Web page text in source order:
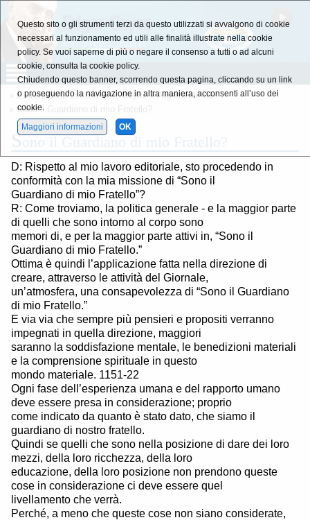
Estratti dalle Letture di E. Cayce »Argomenti Vari
» Sono il Guardiano di mio Fratello?
Sono il Guardiano di mio Fratello?
D: Rispetto al mio lavoro editoriale, sto procedendo in
conformità con la mia missione di “Sono il
Guardiano di mio Fratello”?
R: Come troviamo, la politica generale - e la maggior parte
di quelli che sono intorno al corpo sono
memori di, e per la maggior parte attivi in, “Sono il
Guardiano di mio Fratello.”
Ottima è quindi l’applicazione fatta nella direzione di
creare, attraverso le attività del Giornale,
un’atmosfera, una consapevolezza di “Sono il Guardiano
di mio Fratello.”
E via via che sempre più pensieri e propositi verranno
impegnati in quella direzione, maggiori
saranno la soddisfazione mentale, le benedizioni materiali
e la comprensione spirituale in questo
mondo materiale. 1151-22
Ogni fase dell’esperienza umana e del rapporto umano
deve essere presa in considerazione; proprio
come indicato da quanto è stato dato, che siamo il
guardiano di nostro fratello.
Quindi se quelli che sono nella posizione di dare dei loro
mezzi, della loro ricchezza, della loro
educazione, della loro posizione non prendono queste
cose in considerazione ci deve essere quel
livellamento che verrà.
Perché, a meno che queste cose non siano considerate,
Questo sito o gli strumenti terzi da questo utilizzati si avvalgono di cookie
necessari al funzionamento ed utili alle finalità illustrate nella cookie
policy. Se vuoi saperne di più o negare il consenso a tutti o ad alcuni
cookie, consulta la cookie policy.
Chiudendo questo banner, scorrendo questa pagina, cliccando su un link
o proseguendo la navigazione in altra maniera, acconsenti all’uso dei
cookie.
Maggiori informazioni
OK